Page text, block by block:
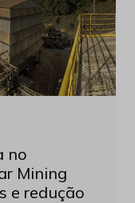
no
Mining
e redução